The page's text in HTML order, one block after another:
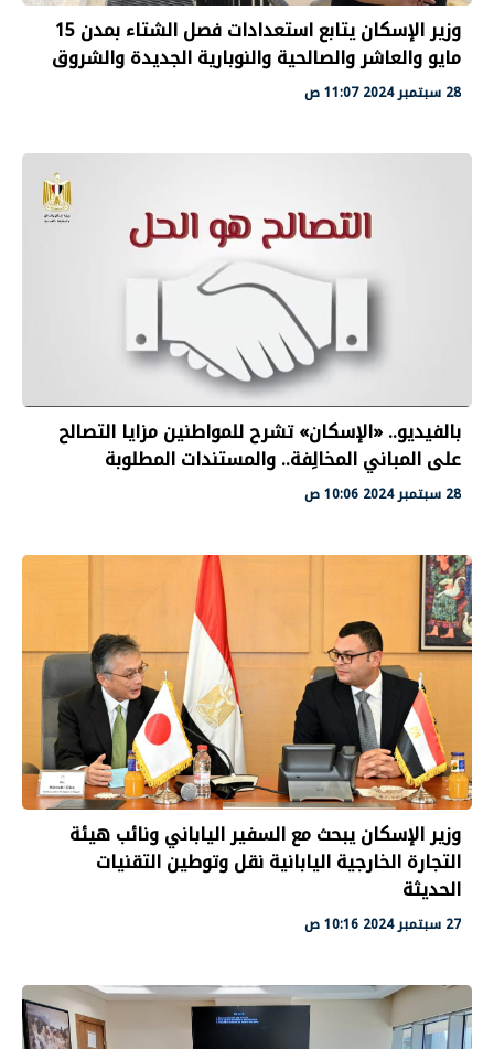
وزير الإسكان يتابع استعدادات فصل الشتاء بمدن 15
مايو والعاشر والصالحية والنوبارية الجديدة والشروق
28 سبتمبر 2024 11:07 ص
بالفيديو.. «الإسكان» تشرح للمواطنين مزايا التصالح
على المباني المخالِفة.. والمستندات المطلوبة
28 سبتمبر 2024 10:06 ص
وزير الإسكان يبحث مع السفير الياباني ونائب هيئة
التجارة الخارجية اليابانية نقل وتوطين التقنيات
الحديثة
27 سبتمبر 2024 10:16 ص